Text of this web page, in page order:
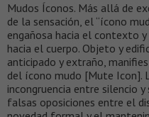
Mudos Íconos. Más allá de
de la sensación, el “ícono
engañosa hacia el contexto
hacia el cuerpo. Objeto y
anticipado y extraño,
del ícono mudo [Mute Icon].
incongruencia entre silencio
falsas oposiciones entre el